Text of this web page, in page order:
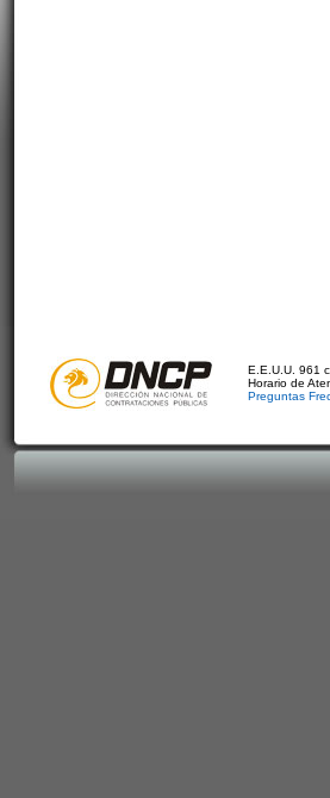
E.E.U.U. 961
Horario de
Preguntas